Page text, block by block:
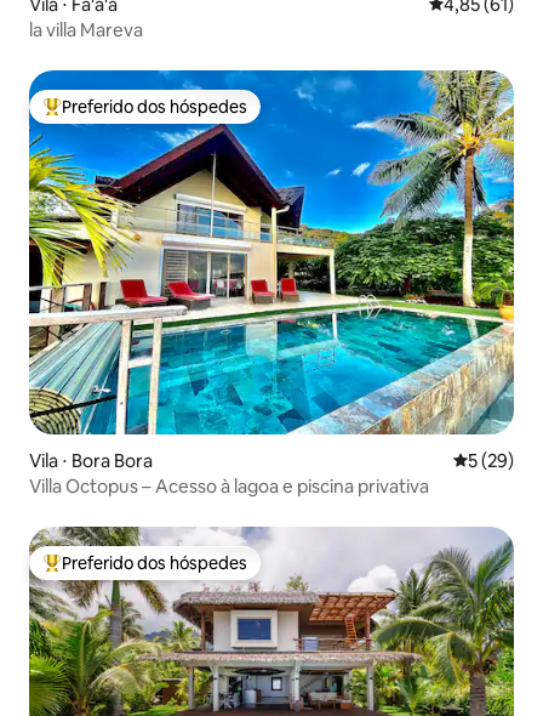
la villa Mareva
Entre os melhores preferidos dos hóspedes
Preferido dos hóspedes
Vila ⋅ Bora Bora 5 de uma
5 (29)
Villa Octopus – Acesso à lagoa e piscina privativa
Entre os melhores preferidos dos hóspedes
Preferido dos hóspedes